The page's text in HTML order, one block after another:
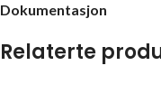
Dokumentasjon
Relaterte